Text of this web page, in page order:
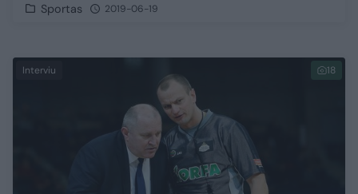
Sportas 2019-06-19
Interviu 18